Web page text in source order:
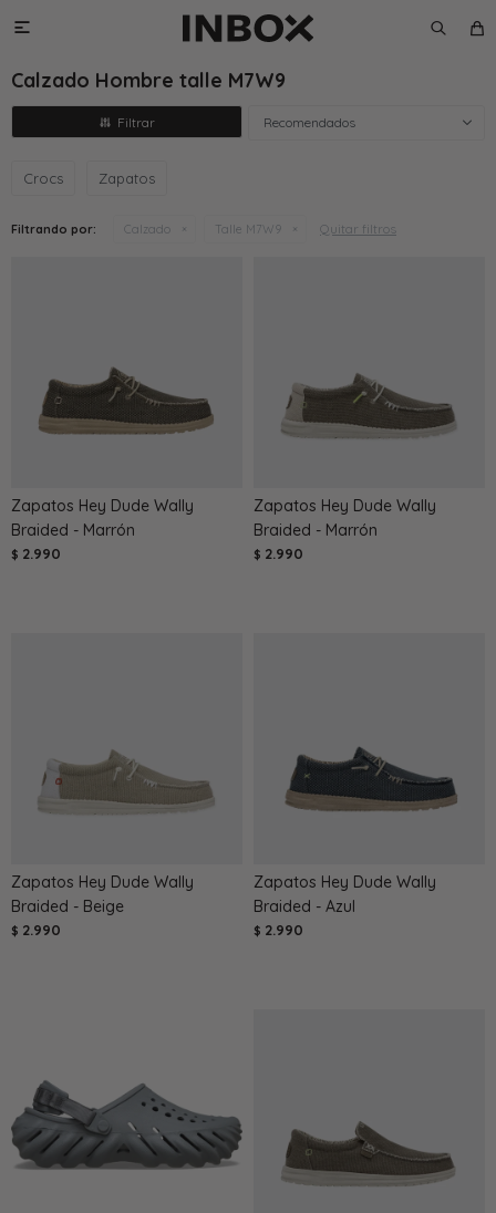

Calzado Hombre talle M7W9
Recomendados
Crocs Zapatos
Filtrando por: Calzado Talle M7W9 Quitar filtros
Zapatos Hey Dude Wally
Braided - Marrón
$ 2.990
Zapatos Hey Dude Wally
Braided - Marrón
$ 2.990
Zapatos Hey Dude Wally
Braided - Beige
$ 2.990
Zapatos Hey Dude Wally
Braided - Azul
$ 2.990